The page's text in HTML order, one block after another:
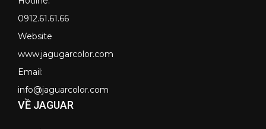
0912.61.61.66
Website
www.jagugarcolor.com
Email:
info@jaguarcolor.com
VỀ JAGUAR